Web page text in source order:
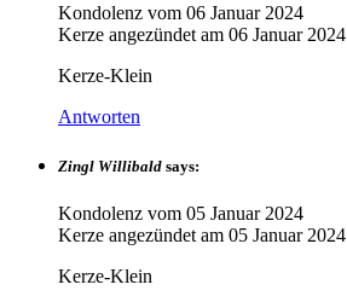
Kondolenz vom 06 Januar 2024
Kerze angezündet am 06 Januar 2024
Kerze-Klein
Antworten
Zingl Willibald says:
Kondolenz vom 05 Januar 2024
Kerze angezündet am 05 Januar 2024
Kerze-Klein